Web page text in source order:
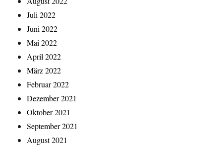
Juli 2022
Juni 2022
Mai 2022
April 2022
März 2022
Februar 2022
Dezember 2021
Oktober 2021
September 2021
August 2021